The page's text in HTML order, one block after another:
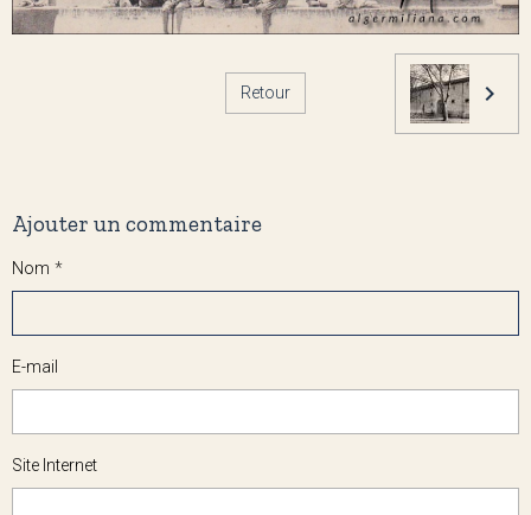
Retour
Ajouter un commentaire
Nom
E-mail
Site Internet